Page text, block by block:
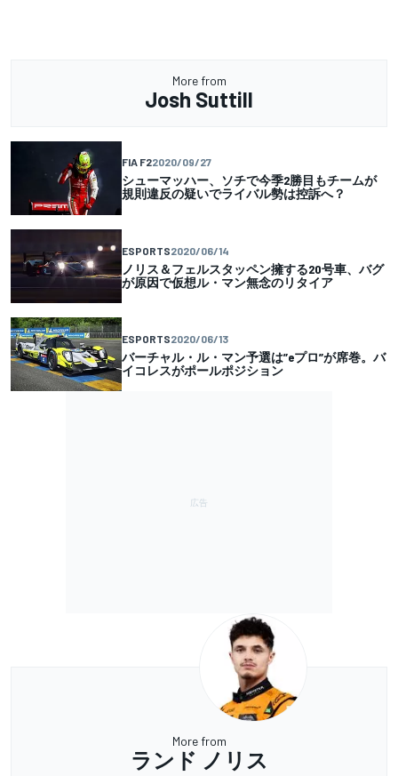
More from
Josh Suttill
FIA F22020/09/27
シューマッハー、ソチで今季2勝目もチームが
規則違反の疑いでライバル勢は控訴へ？
ESPORTS2020/06/14
ノリス＆フェルスタッペン擁する20号車、バグ
が原因で仮想ル・マン無念のリタイア
ESPORTS2020/06/13
バーチャル・ル・マン予選は”eプロ”が席巻。バ
イコレスがポールポジション
More from
ランド ノリス